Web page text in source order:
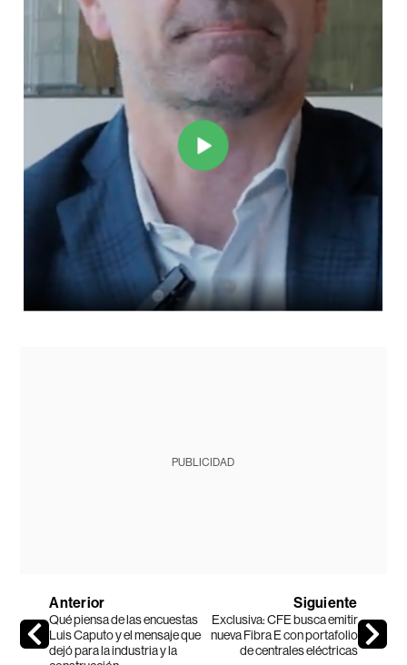
PUBLICIDAD
Anterior
Qué piensa de las encuestas
Luis Caputo y el mensaje que
dejó para la industria y la
Siguiente
Exclusiva: CFE busca emitir
nueva Fibra E con portafolio
de centrales eléctricas